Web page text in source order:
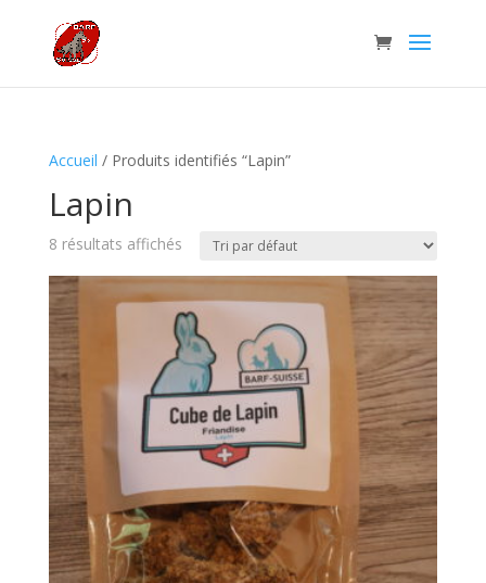
Accueil / Produits identifiés “Lapin”
Lapin
8 résultats affichés